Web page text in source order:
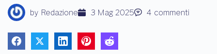
t
o
by Redazione 3 Mag 2025 4 commenti